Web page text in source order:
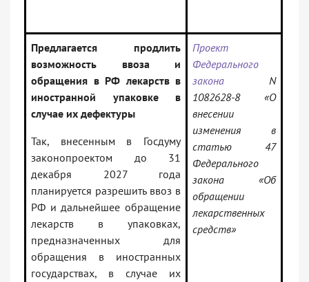
Предлагается продлить
возможность ввоза и
обращения в РФ лекарств в
иностранной упаковке в
случае их дефектуры
Так, внесенным в Госдуму
законопроектом до 31
декабря 2027 года
планируется разрешить ввоз в
РФ и дальнейшее обращение
лекарств в упаковках,
предназначенных для
обращения в иностранных
государствах, в случае их
Проект
Федерального
закона N
1082628-8 «О
внесении
изменения в
статью 47
Федерального
закона «Об
обращении
лекарственных
средств»